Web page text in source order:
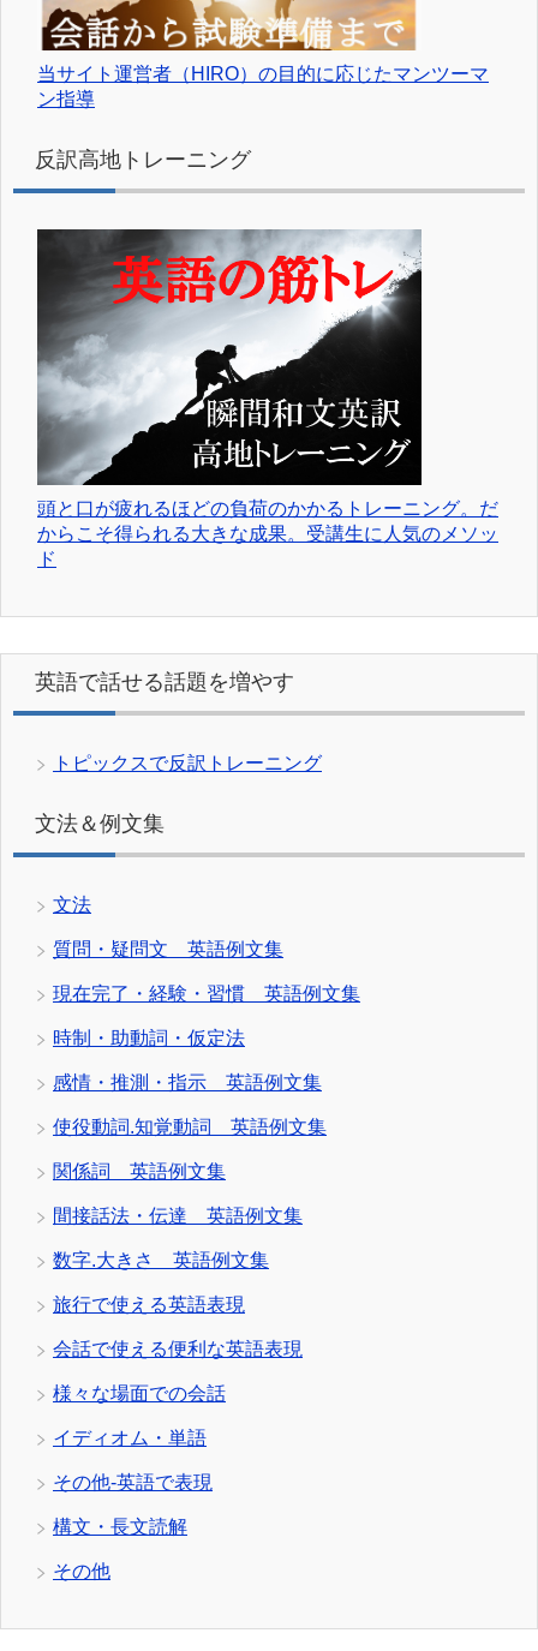
当サイト運営者（HIRO）の目的に応じたマンツーマ
ン指導
反訳高地トレーニング
頭と口が疲れるほどの負荷のかかるトレーニング。だ
からこそ得られる大きな成果。受講生に人気のメソッ
ド
英語で話せる話題を増やす
トピックスで反訳トレーニング
文法＆例文集
文法
質問・疑問文 英語例文集
現在完了・経験・習慣 英語例文集
時制・助動詞・仮定法
感情・推測・指示 英語例文集
使役動詞.知覚動詞 英語例文集
関係詞 英語例文集
間接話法・伝達 英語例文集
数字.大きさ 英語例文集
旅行で使える英語表現
会話で使える便利な英語表現
様々な場面での会話
イディオム・単語
その他-英語で表現
構文・長文読解
その他